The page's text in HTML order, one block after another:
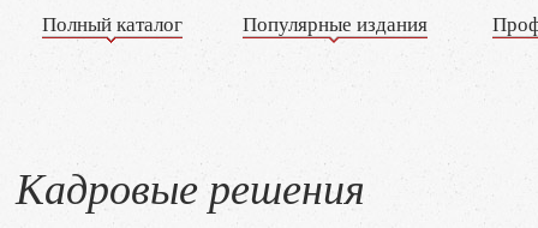
Полный каталог Популярные издания
Кадровые решения